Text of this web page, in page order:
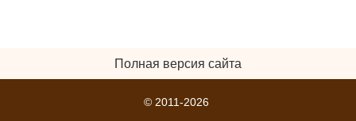
Полная версия сайта
© 2011-2026